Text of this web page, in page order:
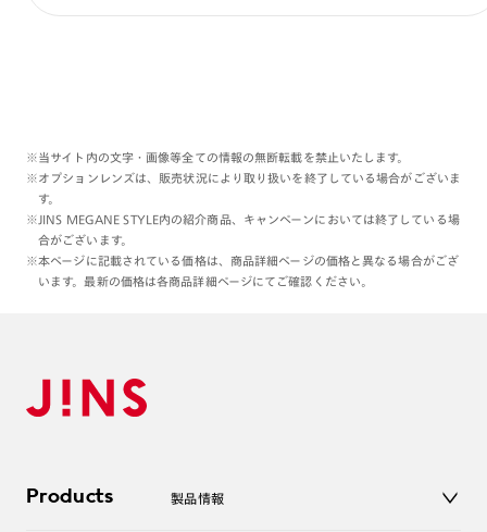
※当サイト内の文字・画像等全ての情報の無断転載を禁止いたします。
※オプションレンズは、販売状況により取り扱いを終了している場合がございま
す。
※JINS MEGANE STYLE内の紹介商品、キャンペーンにおいては終了している場
合がございます。
※本ページに記載されている価格は、商品詳細ページの価格と異なる場合がござ
います。最新の価格は各商品詳細ページにてご確認ください。
Products 製品情報